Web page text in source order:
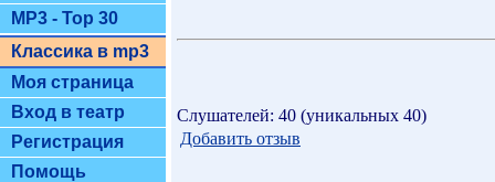
MP3 - Top 30
Классика в mp3
Моя страница
Вход в театр
Регистрация
Помощь
Слушателей: 40 (уникальных 40)
Добавить отзыв